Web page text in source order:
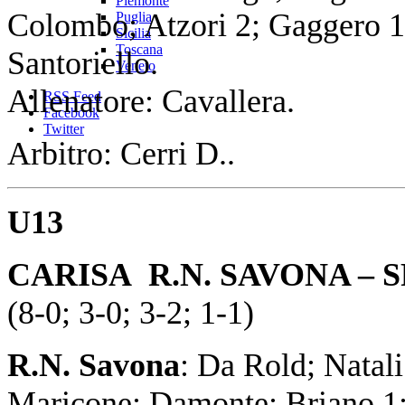
Puglia
Sicilia
Toscana
Veneto
RSS Feed
Facebook
Twitter
Colombo; Atzori 2; Gaggero
Santoriello.
Allenatore: Cavallera.
Arbitro: Cerri D..
U13
CARISA R.N. SAVONA
(8-0; 3-0; 3-2; 1-1)
R.N. Savona: Da Rold;